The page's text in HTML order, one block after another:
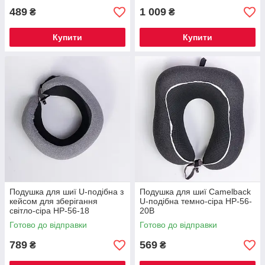
489 ₴
Купити
1 009 ₴
Купити
Подушка для шиї U-подібна з
кейсом для зберігання
світло-сіра HP-56-18
Готово до відправки
789 ₴
Подушка для шиї Camelback
U-подібна темно-сіра HP-56-
20B
Готово до відправки
569 ₴